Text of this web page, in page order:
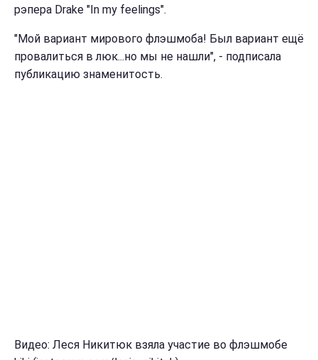
рэпера Drake "In my feelings".
"Мой вариант мирового флэшмоба! Был вариант ещё
провалиться в люк...но мы не нашли", - подписала
публикацию знаменитость.
Видео: Леся Никитюк взяла участие во флэшмобе